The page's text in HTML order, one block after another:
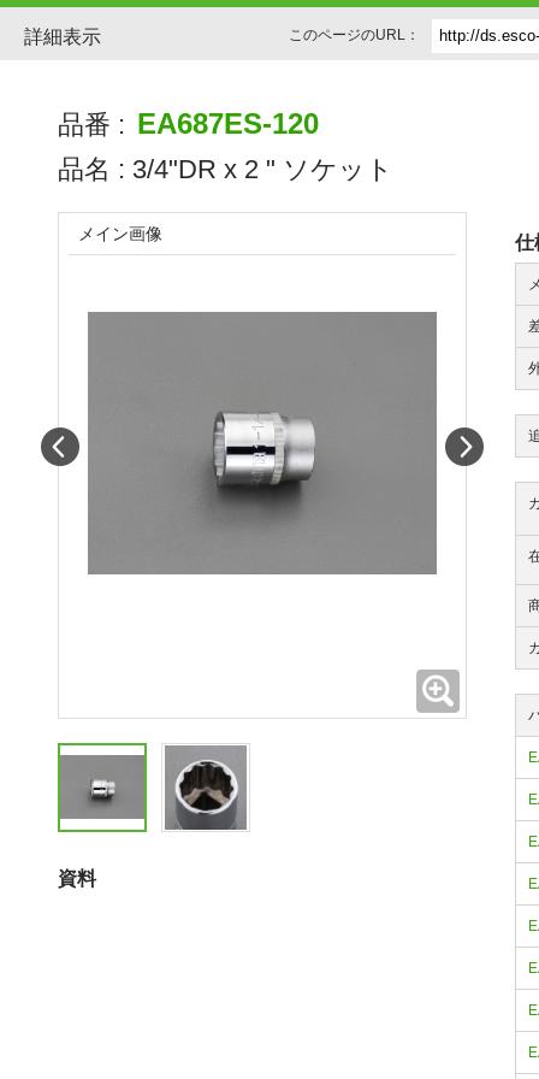
詳細表示 このページのURL：
品番 : EA687ES-120
品名 : 3/4"DR x 2 " ソケット
仕
メイン画像
資料